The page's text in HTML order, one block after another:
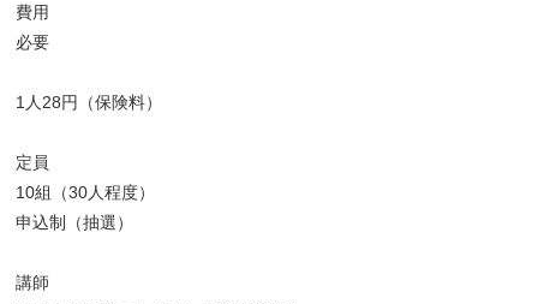
費用
必要
1人28円（保険料）
定員
10組（30人程度）
申込制（抽選）
講師